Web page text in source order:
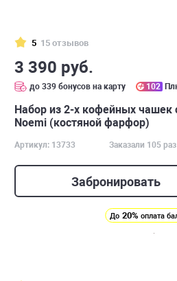
5 15 отзывов
3 390 руб.
до 339 бонусов на карту 102
Набор из 2-х кофейных
Noemi (костяной фарфор)
Артикул: 13733 Заказали 105 раз
Забронировать
До 20% оплата